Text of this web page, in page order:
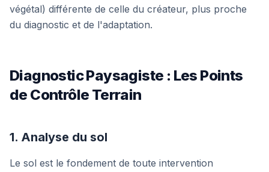
végétal) différente de celle du créateur, plus proche
du diagnostic et de l'adaptation.
Diagnostic Paysagiste : Les Points
de Contrôle Terrain
1. Analyse du sol
Le sol est le fondement de toute intervention